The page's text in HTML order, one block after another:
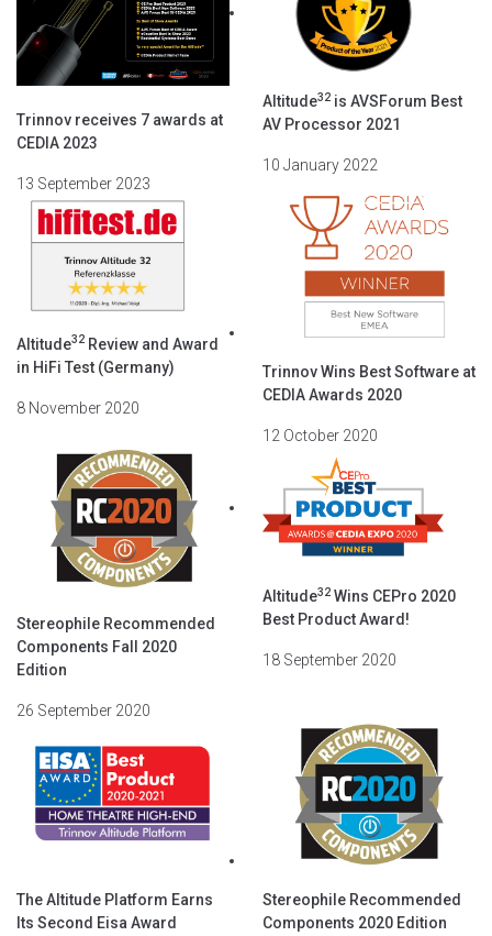
Trinnov receives 7 awards at
CEDIA 2023
13 September 2023
Altitude32 is AVSForum Best
AV Processor 2021
10 January 2022
Altitude32 Review and Award
in HiFi Test (Germany)
8 November 2020
Trinnov Wins Best Software at
CEDIA Awards 2020
12 October 2020
Stereophile Recommended
Components Fall 2020
Edition
26 September 2020
Altitude32 Wins CEPro 2020
Best Product Award!
18 September 2020
The Altitude Platform Earns
Its Second Eisa Award
Stereophile Recommended
Components 2020 Edition